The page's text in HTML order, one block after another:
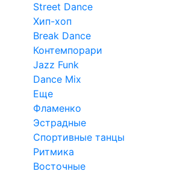
Street Dance
Хип-хоп
Break Dance
Контемпорари
Jazz Funk
Dance Mix
Еще
Фламенко
Эстрадные
Спортивные танцы
Ритмика
Восточные